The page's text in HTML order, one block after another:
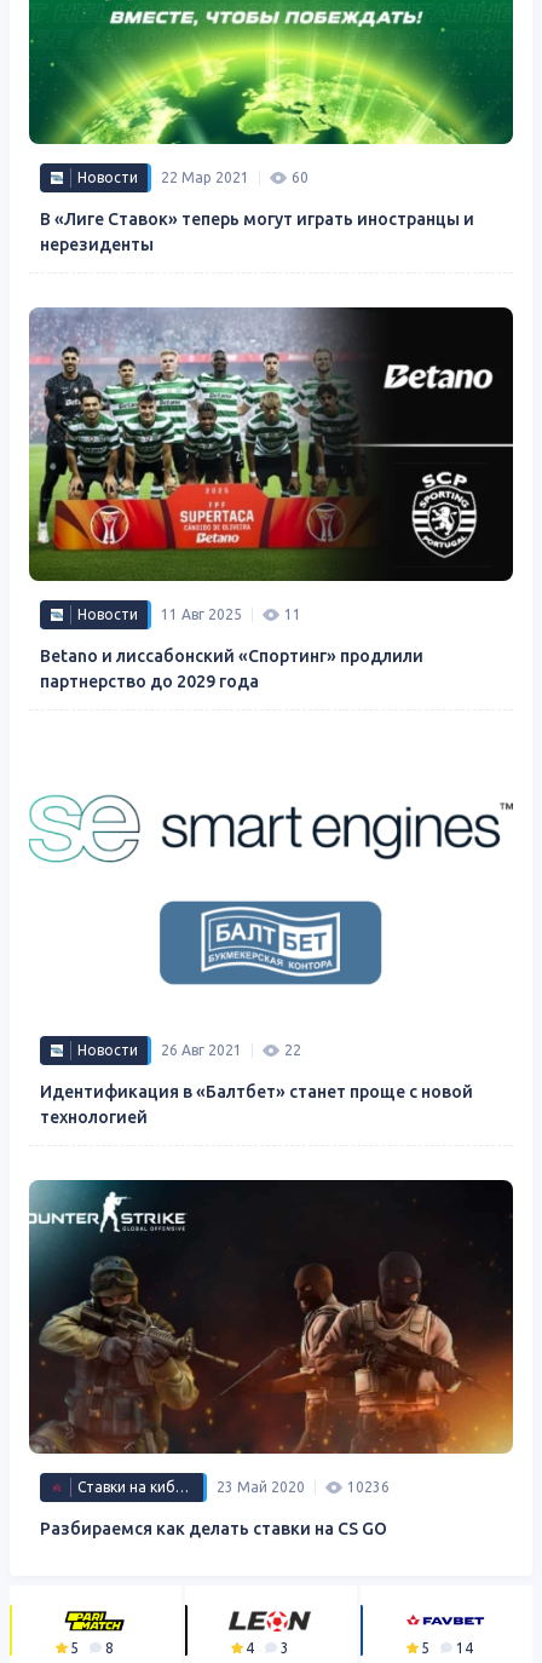
Новости 22 Мар 2021 60
В «Лиге Ставок» теперь могут играть иностранцы и
нерезиденты
Новости 11 Авг 2025 11
Betano и лиссабонский «Спортинг» продлили
партнерство до 2029 года
Новости 26 Авг 2021 22
Идентификация в «Балтбет» станет проще с новой
технологией
Ставки на киберспорт 23 Май 2020 10236
Разбираемся как делать ставки на CS GO
5 8 4 3 5 14